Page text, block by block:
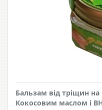
Бальзам від тріщин
Кокосовим маслом і